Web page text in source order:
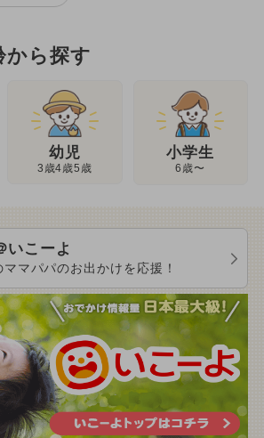
から探す
幼児
3歳4歳5歳
小学生
6歳〜
こーよ
マパパのお出かけを応援！